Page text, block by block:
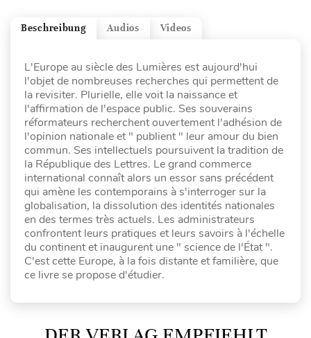
Videos
Audios
Beschreibung
L'Europe au siècle des Lumières est aujourd'hui
l'objet de nombreuses recherches qui permettent de
la revisiter. Plurielle, elle voit la naissance et
l'affirmation de l'espace public. Ses souverains
réformateurs recherchent ouvertement l'adhésion de
l'opinion nationale et " publient " leur amour du bien
commun. Ses intellectuels poursuivent la tradition de
la République des Lettres. Le grand commerce
international connaît alors un essor sans précédent
qui amène les contemporains à s'interroger sur la
globalisation, la dissolution des identités nationales
en des termes très actuels. Les administrateurs
confrontent leurs pratiques et leurs savoirs à l'échelle
du continent et inaugurent une " science de l'État ".
C'est cette Europe, à la fois distante et familière, que
ce livre se propose d'étudier.